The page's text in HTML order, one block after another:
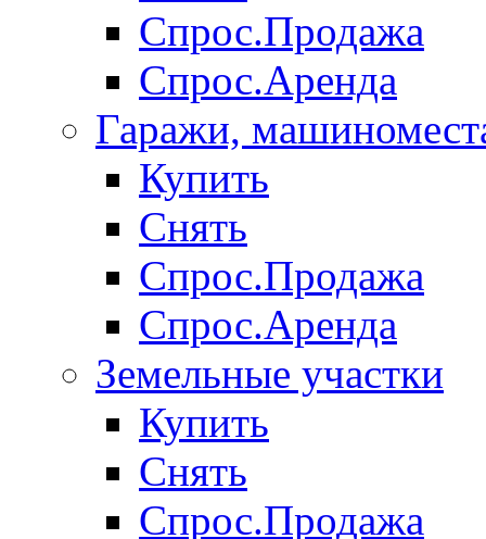
Спрос.Продажа
Спрос.Аренда
Гаражи,
Купить
Снять
Спрос.Продажа
Спрос.Аренда
Земельные участки
Купить
Снять
Спрос.Продажа